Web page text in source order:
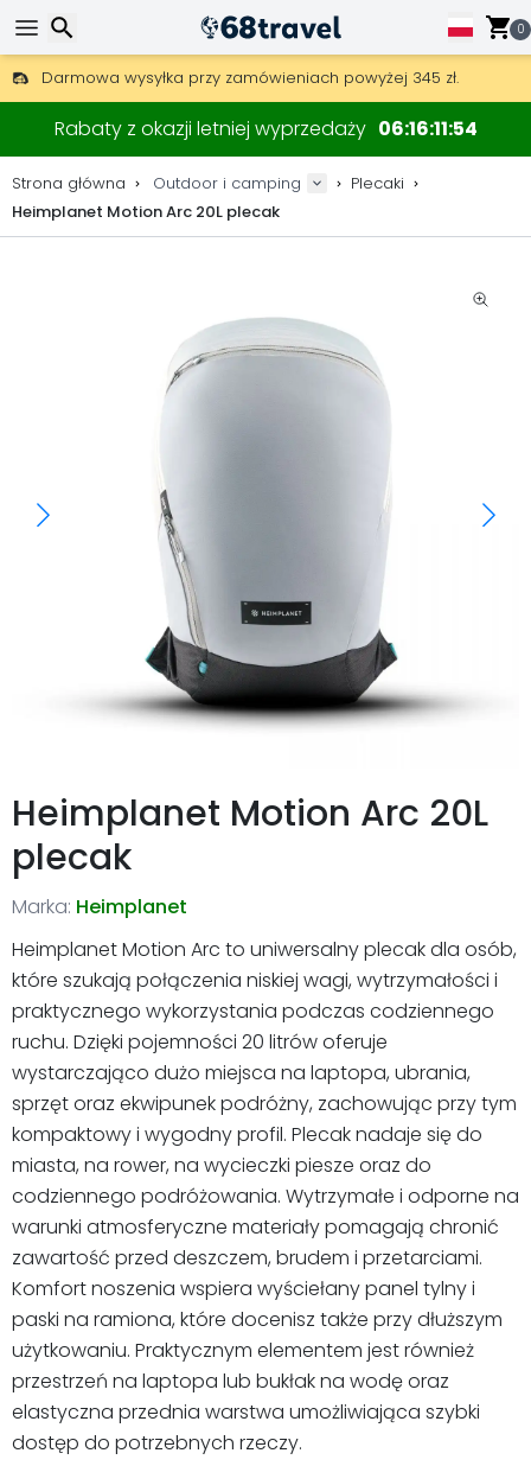
0
30 dni na zwrot, 90 dni na drewniane mapy i dekoracje.
Rabaty z okazji letniej wyprzedaży 06 16 11 53
Strona główna Outdoor i camping
Plecaki
Heimplanet Motion Arc 20L plecak
Heimplanet Motion Arc 20L
plecak
Marka: Heimplanet
Heimplanet Motion Arc to uniwersalny plecak dla osób,
które szukają połączenia niskiej wagi, wytrzymałości i
praktycznego wykorzystania podczas codziennego
ruchu. Dzięki pojemności 20 litrów oferuje
wystarczająco dużo miejsca na laptopa, ubrania,
sprzęt oraz ekwipunek podróżny, zachowując przy tym
kompaktowy i wygodny profil. Plecak nadaje się do
miasta, na rower, na wycieczki piesze oraz do
codziennego podróżowania. Wytrzymałe i odporne na
warunki atmosferyczne materiały pomagają chronić
zawartość przed deszczem, brudem i przetarciami.
Komfort noszenia wspiera wyściełany panel tylny i
paski na ramiona, które docenisz także przy dłuższym
użytkowaniu. Praktycznym elementem jest również
przestrzeń na laptopa lub bukłak na wodę oraz
elastyczna przednia warstwa umożliwiająca szybki
dostęp do potrzebnych rzeczy.
Wyszukaj